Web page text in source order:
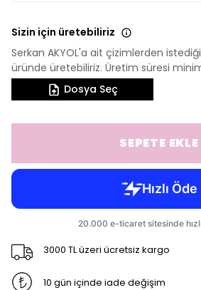
Sizin için üretebiliriz
Serkan AKYOL'a ait çizimlerden
üründe üretebiliriz. Üretim süresi
Dosya Seç
SEPETE EKLE
3000 TL üzeri ücretsiz kargo
10 gün içinde iade değişim